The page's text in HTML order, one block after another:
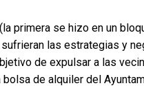
primera se hizo en un
las estrategias y
de expulsar a las
de alquiler del